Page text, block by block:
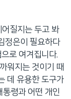
질지는 두고 봐
정은이 필요하다
로 여겨집니다.
워지는 것이기 때
데 유용한 도구가
령과 어떤 개인